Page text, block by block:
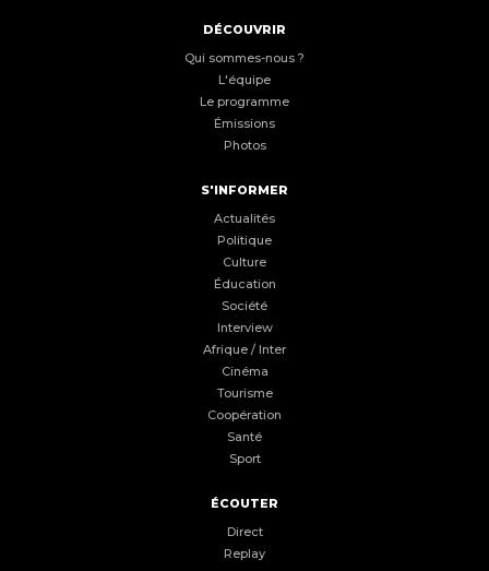
DÉCOUVRIR
Qui sommes-nous ?
L'équipe
Le programme
Émissions
Photos
S'INFORMER
Actualités
Politique
Culture
Éducation
Société
Interview
Afrique / Inter
Cinéma
Tourisme
Coopération
Santé
Sport
ÉCOUTER
Direct
Replay